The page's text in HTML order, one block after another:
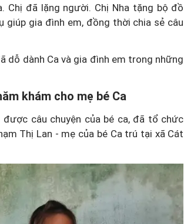
Chị đã lặng người. Chị Nha tặng bộ đồ
gia đình em, đồng thời chia sẻ câu
dỗ dành Ca và gia đình em trong những
khám cho mẹ bé Ca
câu chuyện của bé ca, đã tổ chức
Thị Lan - mẹ của bé Ca trú tại xã Cát